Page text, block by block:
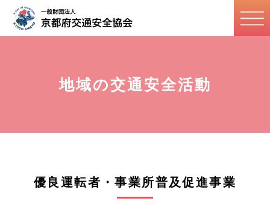
地域の交通安全活動
優良運転者・事業所普及促進事業